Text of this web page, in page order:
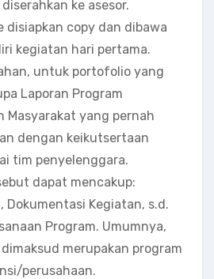
ke asesor.
disiapkan copy dan dibawa
kegiatan hari pertama.
untuk portofolio yang
Laporan Program
Masyarakat yang pernah
dengan keikutsertaan
tim penyelenggara.
dapat mencakup:
Dokumentasi Kegiatan, s.d.
Program. Umumnya,
merupakan program
perusahaan.